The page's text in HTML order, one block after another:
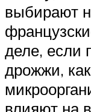
выбирают
деле, если
дрожжи,